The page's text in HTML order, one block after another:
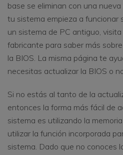
base se eliminan con una
tu sistema empieza a funcionar
un sistema de PC antiguo,
fabricante para saber más
la BIOS. La misma página te
necesitas actualizar la BIOS o
Si no estás al tanto de la
entonces la forma más fácil de
sistema es utilizando la
utilizar la función incorporada
sistema. Dado que no conoces